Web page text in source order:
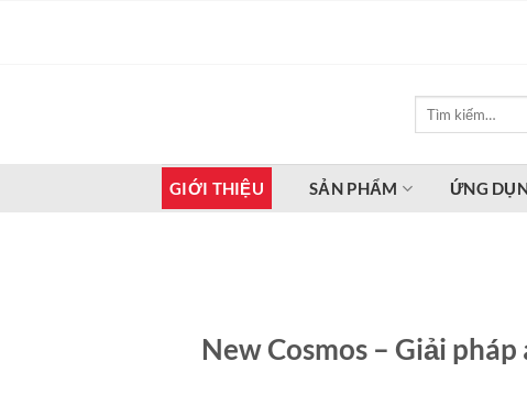
GIỚI THIỆU SẢN PHẨM ỨNG
New Cosmos – Giải